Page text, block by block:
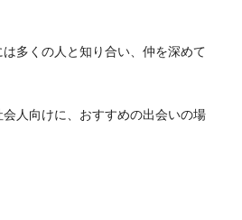
多くの人と知り合い、仲を深めて
人向けに、おすすめの出会いの場